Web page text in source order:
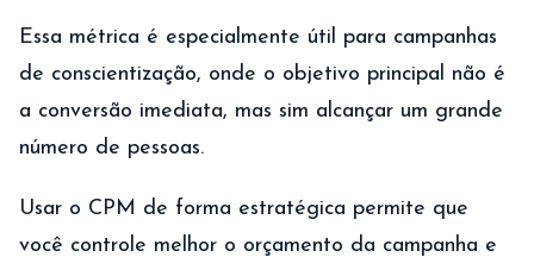
Essa métrica é especialmente útil para campanhas
de conscientização, onde o objetivo principal não é
a conversão imediata, mas sim alcançar um grande
número de pessoas.
Usar o CPM de forma estratégica permite que
você controle melhor o orçamento da campanha e